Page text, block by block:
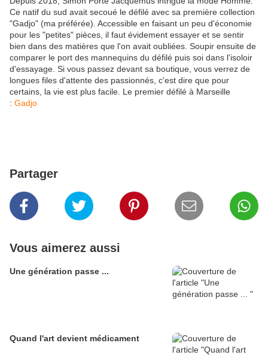
Ce natif du sud avait secoué le défilé avec sa première collection
"Gadjo" (ma préférée). Accessible en faisant un peu d'économie
pour les "petites" pièces, il faut évidement essayer et se sentir
bien dans des matières que l'on avait oubliées. Soupir ensuite de
comparer le port des mannequins du défilé puis soi dans l'isoloir
d'essayage. Si vous passez devant sa boutique, vous verrez de
longues files d'attente des passionnés, c'est dire que pour
certains, la vie est plus facile. Le premier défilé à Marseille
: Gadjo
Partager
Vous aimerez aussi
Une génération passe ...
Quand l'art devient médicament